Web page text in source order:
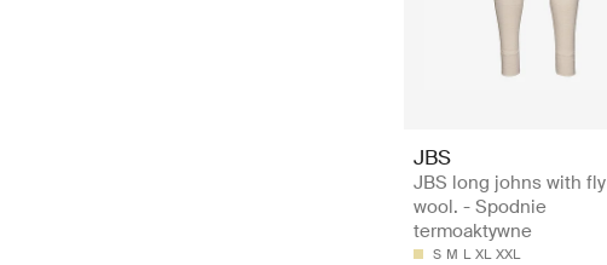
JBS
JBS long johns with fly
wool. - Spodnie
termoaktywne
S M L XL XXL